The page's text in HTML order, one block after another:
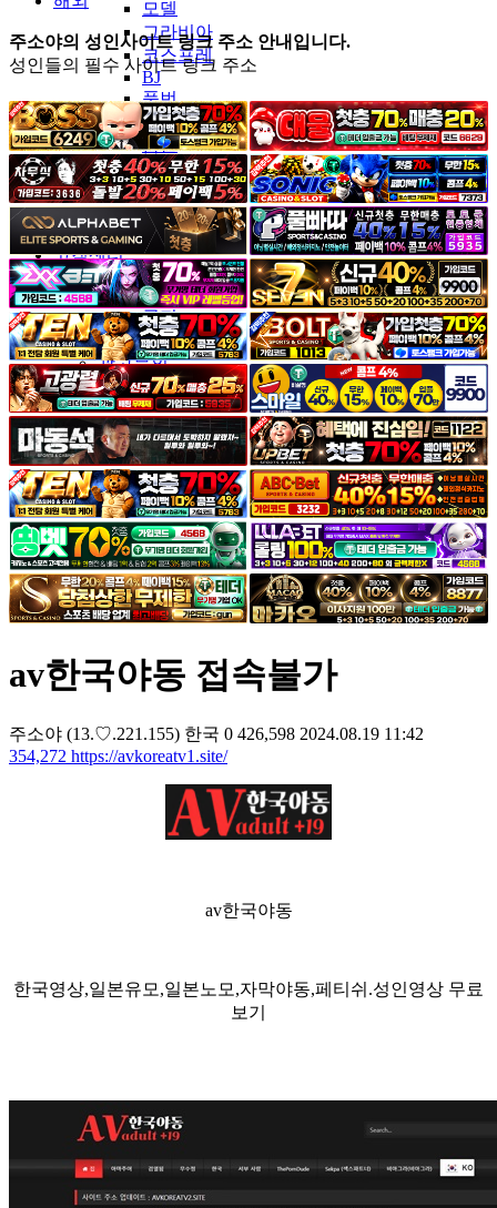
모델
그라비아
코스프레
BJ
품번
후방주의
움짤
스포츠
기타
야썰
고객센터
공지&이벤트
공지
1:1문의
광고문의
주소야의 성인사이트 링크 주소 안내입니다.
성인들의 필수 사이트 링크 주소
av한국야동 접속불가
주소야 (13.♡.221.155) 한국 0 426,598 2024.08.19 11:42
354,272 https://avkoreatv1.site/
av한국야동
한국영상,일본유모,일본노모,자막야동,페티쉬.성인영상 무료
보기